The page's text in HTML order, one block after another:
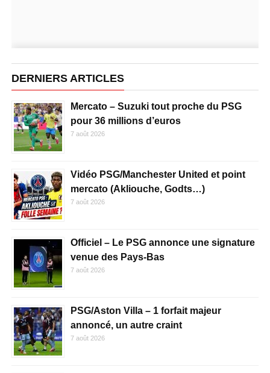
DERNIERS ARTICLES
Mercato – Suzuki tout proche du PSG
pour 36 millions d’euros
7 août 2026
Vidéo PSG/Manchester United et point
mercato (Akliouche, Godts…)
7 août 2026
Officiel – Le PSG annonce une signature
venue des Pays-Bas
7 août 2026
PSG/Aston Villa – 1 forfait majeur
annoncé, un autre craint
7 août 2026